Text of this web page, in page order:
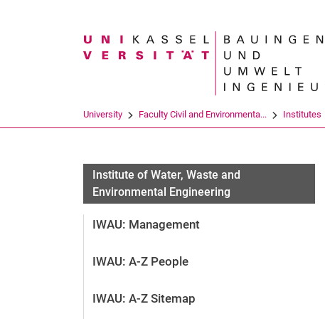
Search term
University Faculty Civil and Environmenta... Institutes
Institute of Water, Waste and
Environmental Engineering
IWAU: Management
IWAU: A-Z People
IWAU: A-Z Sitemap